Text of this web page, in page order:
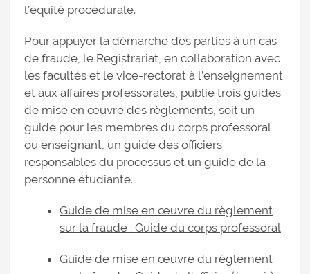
l’équité procédurale.
Pour appuyer la démarche des parties à un cas
de fraude, le Registrariat, en collaboration avec
les facultés et le vice-rectorat à l’enseignement
et aux affaires professorales, publie trois guides
de mise en œuvre des règlements, soit un
guide pour les membres du corps professoral
ou enseignant, un guide des officiers
responsables du processus et un guide de la
personne étudiante.
Guide de mise en œuvre du règlement
sur la fraude : Guide du corps professoral
Guide de mise en œuvre du règlement